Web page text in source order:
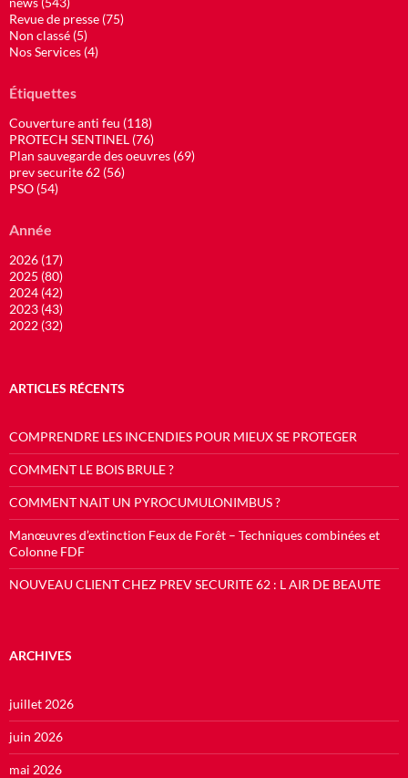
Revue de presse (75)
Non classé (5)
Nos Services (4)
Étiquettes
Couverture anti feu (118)
PROTECH SENTINEL (76)
Plan sauvegarde des oeuvres (69)
prev securite 62 (56)
PSO (54)
Année
2026 (17)
2025 (80)
2024 (42)
2023 (43)
2022 (32)
ARTICLES RÉCENTS
COMPRENDRE LES INCENDIES POUR MIEUX SE PROTEGER
COMMENT LE BOIS BRULE ?
COMMENT NAIT UN PYROCUMULONIMBUS ?
Manœuvres d’extinction Feux de Forêt – Techniques combinées et
Colonne FDF
NOUVEAU CLIENT CHEZ PREV SECURITE 62 : L AIR DE BEAUTE
ARCHIVES
juillet 2026
juin 2026
mai 2026